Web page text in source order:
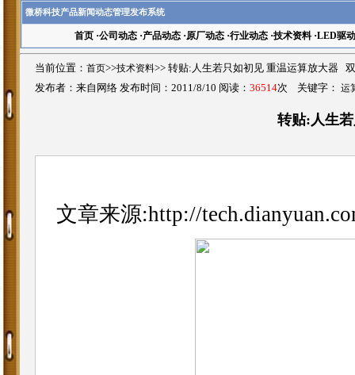
微桥科技产品新闻动态管理发布系统
首页·公司动态·产品动态·原厂动态·行业动态·技术资料·LED驱动
当前位置： 首页>>技术资料>> 转贴:人生若只如初见 重温运算放大器
发布者：来自网络 发布时间：2011/8/10 阅读： 36514次 关键字： 运
转贴:人生
文章来源:http://